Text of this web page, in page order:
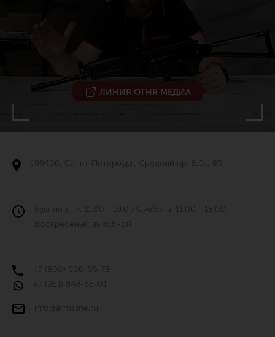
ЛИНИЯ ОГНЯ МЕДИА
199406, Санкт-Петербург, Средний пр. В.О., 85
Будние дни: 11:00 - 19:00 Суббота: 11:00 - 18:00
Воскресенье: выходной
+7 (800) 600-55-78
+7 (981) 848-65-01
info@armsline.ru